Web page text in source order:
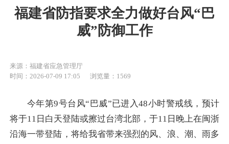
福建省防指要求全力做好台风“巴
威”防御工作
来源：福建省应急管理厅
时间：2026-07-09 17:05
浏览量：1569
今年第9号台风“巴威”已进入48小时警戒线，预计
将于11日白天登陆或擦过台湾北部，于11日晚上在闽浙
沿海一带登陆，将给我省带来强烈的风、浪、潮、雨多